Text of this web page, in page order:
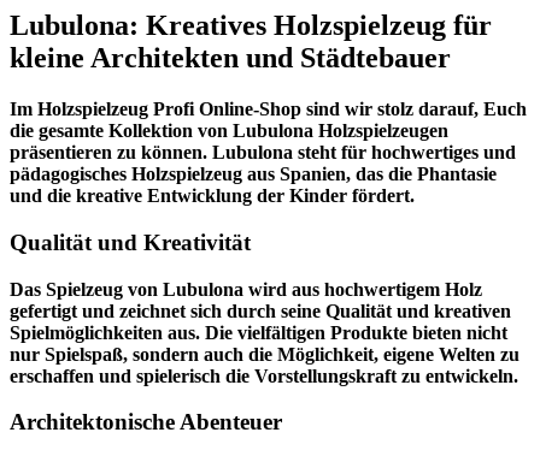
Lubulona: Kreatives Holzspielzeug für
kleine Architekten und Städtebauer
Im Holzspielzeug Profi Online-Shop sind wir stolz darauf, Euch
die gesamte Kollektion von Lubulona Holzspielzeugen
präsentieren zu können. Lubulona steht für hochwertiges und
pädagogisches Holzspielzeug aus Spanien, das die Phantasie
und die kreative Entwicklung der Kinder fördert.
Qualität und Kreativität
Das Spielzeug von Lubulona wird aus hochwertigem Holz
gefertigt und zeichnet sich durch seine Qualität und kreativen
Spielmöglichkeiten aus. Die vielfältigen Produkte bieten nicht
nur Spielspaß, sondern auch die Möglichkeit, eigene Welten zu
erschaffen und spielerisch die Vorstellungskraft zu entwickeln.
Architektonische Abenteuer